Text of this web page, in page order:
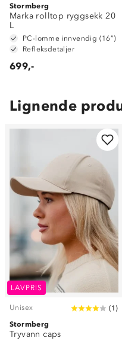
Stormberg
Marka rolltop ryggsekk 20
L
PC-lomme innvendig (16”)
Refleksdetaljer
699,-
Lignende
LAVPRIS
Unisex (1 )
Stormberg
Tryvann caps